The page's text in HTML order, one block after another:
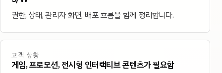
권한, 상태, 관리자 화면, 배포 흐름을 함께 정리합니다.
고객 상황
게임, 프로모션, 전시형 인터랙티브 콘텐츠가 필요함